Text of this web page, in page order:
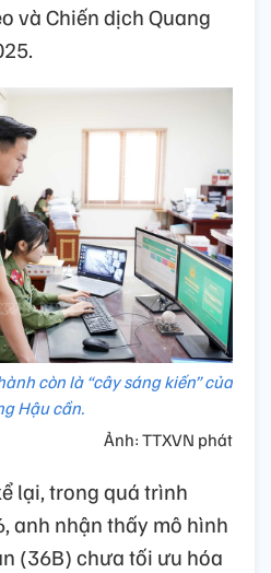
và Chiến dịch Quang
còn là “cây sáng kiến” của
Hậu cần.
Ảnh: TTXVN phát
lại, trong quá trình
anh nhận thấy mô hình
(36B) chưa tối ưu hóa